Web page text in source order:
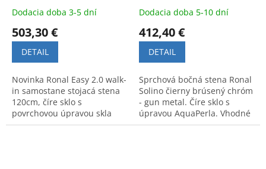
Dodacia doba 3-5 dní
503,30 €
DETAIL
Novinka Ronal Easy 2.0 walk-
in samostane stojacá stena
120cm, číre sklo s
povrchovou úpravou skla
AquaPerla, profil brúseny
Dodacia doba 5-10 dní
412,40 €
DETAIL
Sprchová bočná stena Ronal
Solino čierny brúsený chróm
- gun metal. Číre sklo s
úpravou AquaPerla. Vhodné
do rohu s bočnou stenou.